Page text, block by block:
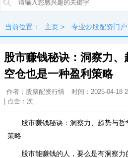
当前位置： 主页 > 专业炒股配资门户
股市赚钱秘诀：洞察力、
空仓也是一种盈利策略
作者：股票配资行情 时间：2025-04-18
| 点击： 次
股市赚钱秘诀：洞察力、趋势与哲
策略
股市能赚钱的人，要么是有洞察